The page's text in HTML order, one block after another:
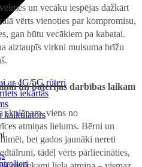
ar 4G/5G rūteri
iekārtās
kalkulators
un vecāku iespējas dažkārt
vērts vienoties par kompromisu,
gan būtu vecākiem pa kabatai.
aiztaupīs virkni mulsuma brīžu
un baterijas darbības laikam
skolēnam, viens no
atmiņas lielums. Bērni un
bet gados jaunāki nereti
tādēļ vērts pārliecināties,